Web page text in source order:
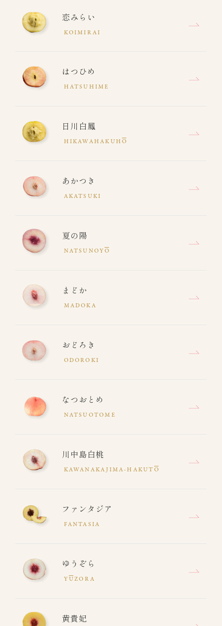
恋みらい
KOIMIRAI
はつひめ
HATSUHIME
日川白鳳
HIKAWAHAKUHO
あかつき
AKATSUKI
夏の陽
NATSUNOYO
まどか
MADOKA
おどろき
ODOROKI
なつおとめ
NATSUOTOME
川中島白桃
KAWANAKAJIMA-HAKUTO
ファンタジア
FANTASIA
ゆうぞら
YUZORA
黄貴妃